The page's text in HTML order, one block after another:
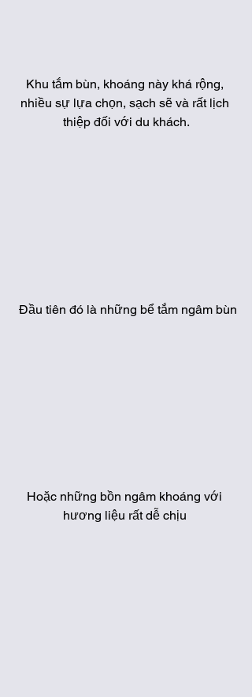
Khu tắm bùn, khoáng này khá rộng,
nhiều sự lựa chọn, sạch sẽ và rất lịch
thiệp đối với du khách.
Đầu tiên đó là những bể tắm ngâm bùn
Hoặc những bồn ngâm khoáng với
hương liệu rất dễ chịu